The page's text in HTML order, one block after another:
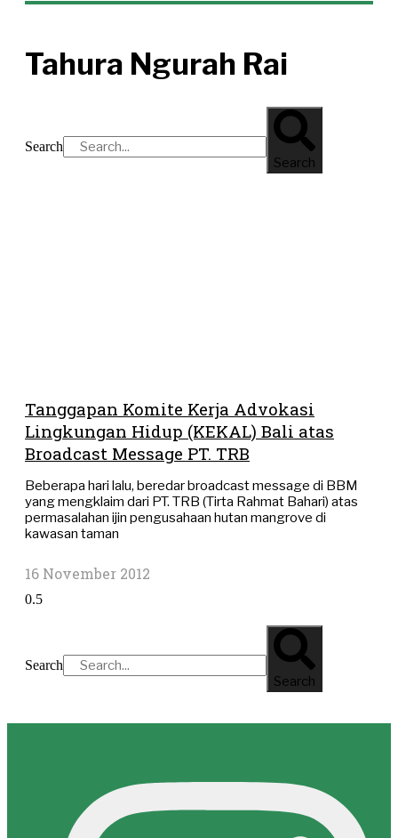
Tahura Ngurah Rai
Search
Search
Tanggapan Komite Kerja Advokasi
Lingkungan Hidup (KEKAL) Bali atas
Broadcast Message PT. TRB
Beberapa hari lalu, beredar broadcast message di BBM
yang mengklaim dari PT. TRB (Tirta Rahmat Bahari) atas
permasalahan ijin pengusahaan hutan mangrove di
kawasan taman
16 November 2012
Search
Search